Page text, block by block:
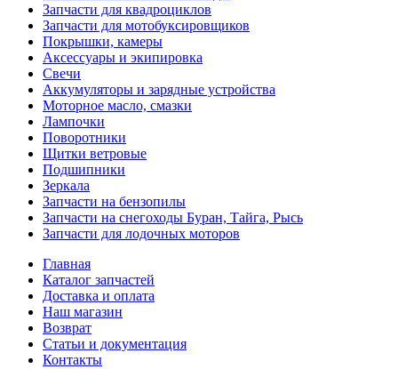
Запчасти для квадроциклов
Запчасти для мотобуксировщиков
Покрышки, камеры
Аксессуары и экипировка
Свечи
Аккумуляторы и зарядные устройства
Моторное масло, смазки
Лампочки
Поворотники
Щитки ветровые
Подшипники
Зеркала
Запчасти на бензопилы
Запчасти на снегоходы Буран, Тайга, Рысь
Запчасти для лодочных моторов
Главная
Каталог запчастей
Доставка и оплата
Наш магазин
Возврат
Статьи и документация
Контакты